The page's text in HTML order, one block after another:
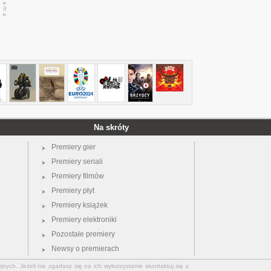
Na skróty
Premiery gier
Premiery seriali
Premiery filmów
Premiery płyt
Premiery książek
Premiery elektroniki
Pozostałe premiery
Newsy o premierach
Jeżeli nie zgadasz się na ich wykorzystanie skontaktuj się z